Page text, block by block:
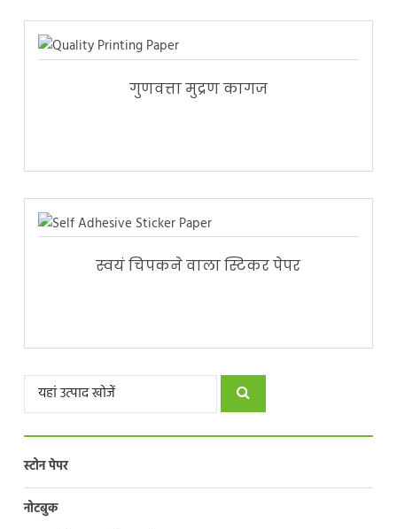
गुणवत्ता मुद्रण कागज
स्वयं चिपकने वाला स्टिकर पेपर
स्टोन पेपर
नोटबुक